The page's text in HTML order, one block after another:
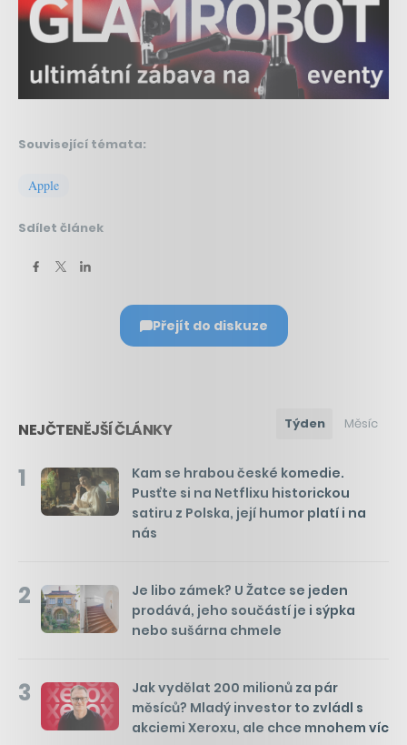
Související témata:
Apple
Sdílet článek
Přejít do diskuze
NEJČTENĚJŠÍ ČLÁNKY Týden Měsíc
1
Kam se hrabou české komedie.
Pusťte si na Netflixu historickou
satiru z Polska, její humor platí i na
nás
2
Je libo zámek? U Žatce se jeden
prodává, jeho součástí je i sýpka
nebo sušárna chmele
3
Jak vydělat 200 milionů za pár
měsíců? Mladý investor to zvládl s
akciemi Xeroxu, ale chce mnohem víc